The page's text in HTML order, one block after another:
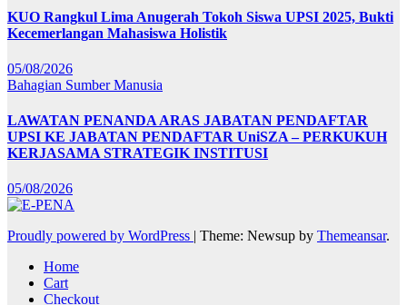
KUO Rangkul Lima Anugerah Tokoh Siswa UPSI 2025, Bukti
Kecemerlangan Mahasiswa Holistik
05/08/2026
Bahagian Sumber Manusia
LAWATAN PENANDA ARAS JABATAN PENDAFTAR
UPSI KE JABATAN PENDAFTAR UniSZA – PERKUKUH
KERJASAMA STRATEGIK INSTITUSI
05/08/2026
Proudly powered by WordPress | Theme: Newsup by Themeansar.
Home
Cart
Checkout